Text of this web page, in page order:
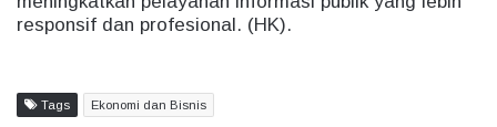
responsif dan profesional. (HK).
Tags Ekonomi dan Bisnis